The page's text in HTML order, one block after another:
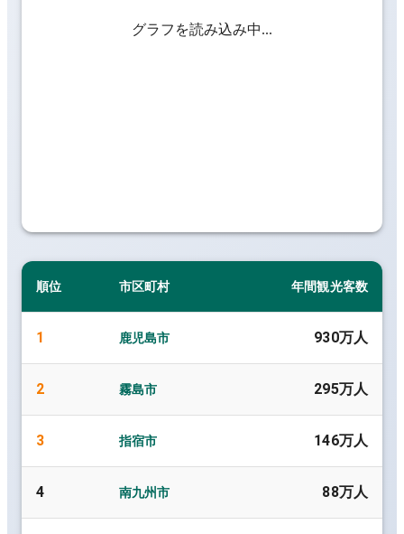
グラフを読み込み中...
順位 市区町村 年間観光客数
1 鹿児島市 930万人
2 霧島市 295万人
3 指宿市 146万人
4 南九州市 88万人